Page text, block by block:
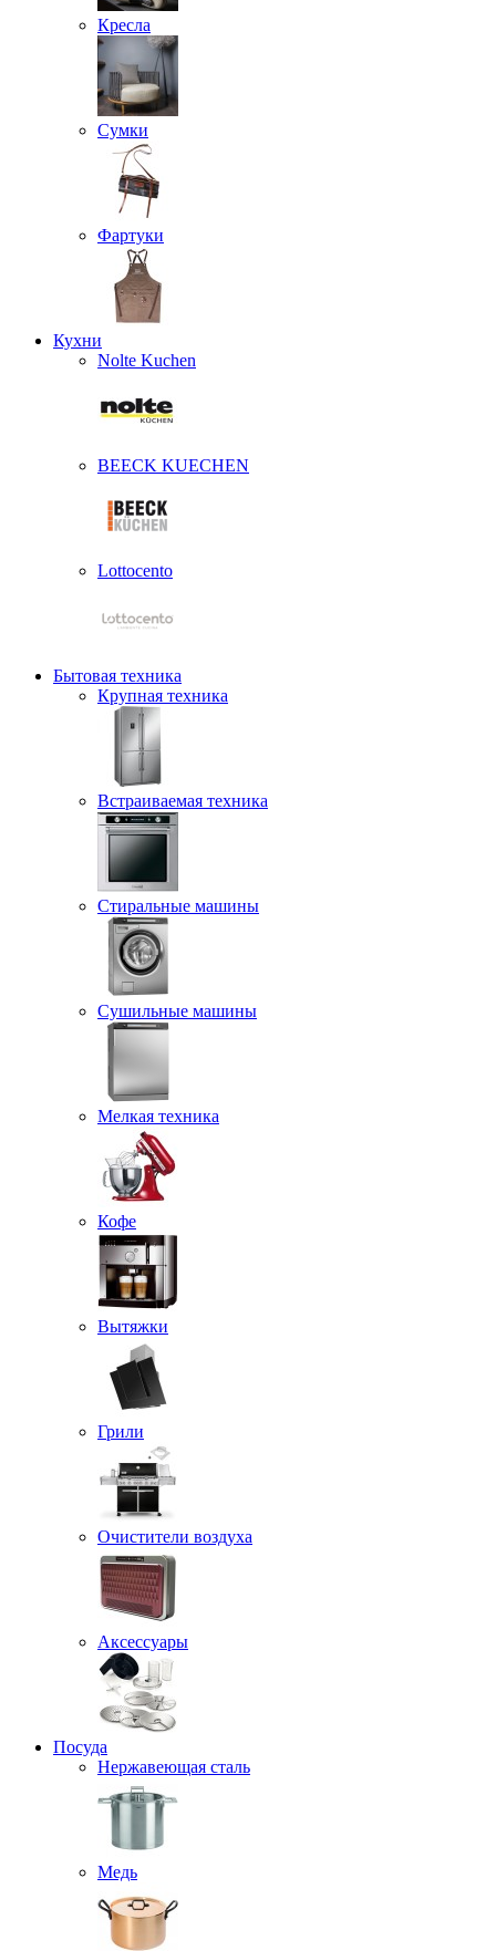
Кресла
Сумки
Фартуки
Кухни
Nolte Kuchen
BEECK KUECHEN
Lottocento
Бытовая техника
Крупная техника
Встраиваемая техника
Стиральные машины
Сушильные машины
Мелкая техника
Кофе
Вытяжки
Грили
Очистители воздуха
Аксессуары
Посуда
Нержавеющая сталь
Медь